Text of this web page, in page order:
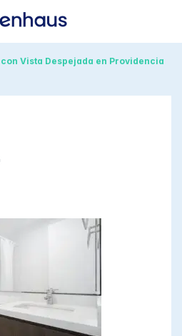
Vista Despejada en Providencia